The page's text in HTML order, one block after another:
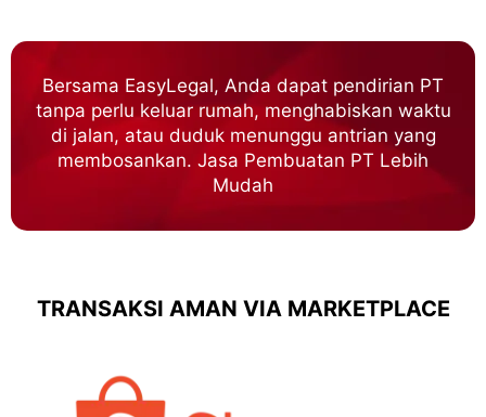
Bersama EasyLegal, Anda dapat pendirian PT
tanpa perlu keluar rumah, menghabiskan waktu
di jalan, atau duduk menunggu antrian yang
membosankan. Jasa Pembuatan PT Lebih
Mudah
TRANSAKSI AMAN VIA MARKETPLACE